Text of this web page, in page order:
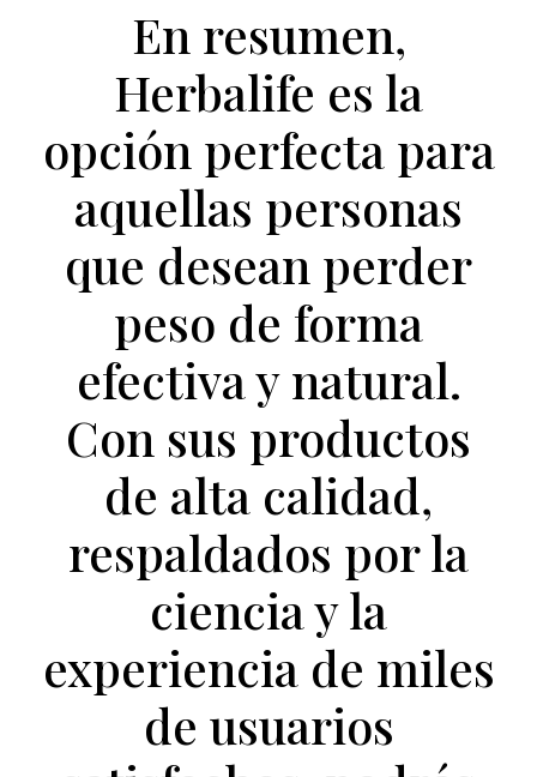
En resumen,
Herbalife es la
opción perfecta para
aquellas personas
que desean perder
peso de forma
efectiva y natural.
Con sus productos
de alta calidad,
respaldados por la
ciencia y la
experiencia de miles
de usuarios